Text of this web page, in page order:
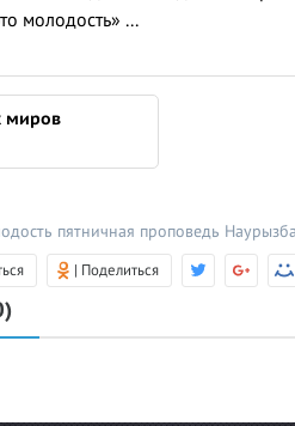
молодость» ...
миров
пятничная проповедь
| Поделиться